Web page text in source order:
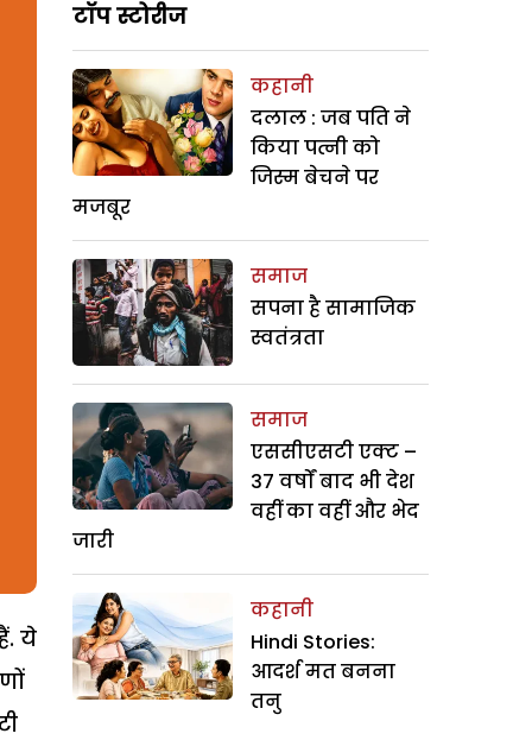
ये
टॉप स्टोरीज
कहानी
दलाल : जब पति ने
किया पत्नी को
जिस्म बेचने पर
मजबूर
समाज
सपना है सामाजिक
स्वतंत्रता
समाज
एससीएसटी एक्ट –
37 वर्षों बाद भी देश
वहीं का वहीं और भेद
जारी
कहानी
Hindi Stories:
आदर्श मत बनना
तनु